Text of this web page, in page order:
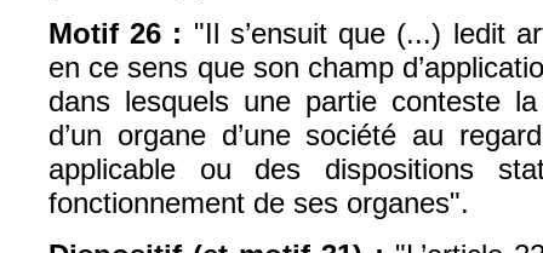
Motif 26 : "Il s’ensuit que (...) ledit
en ce sens que son champ
dans lesquels une partie conteste
d’un organe d’une société au
applicable ou des dispositions
fonctionnement de ses organes".